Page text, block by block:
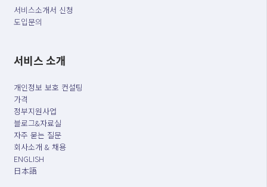
서비스소개서 신청
도입문의
서비스 소개
개인정보 보호 컨설팅
가격
정부지원사업
블로그&자료실
자주 묻는 질문
회사소개 & 채용
ENGLISH
日本語